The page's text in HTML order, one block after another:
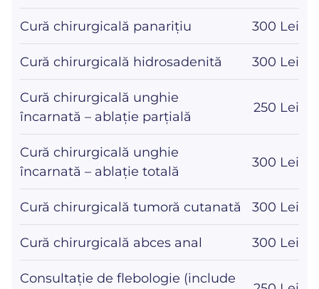
Cură chirurgicală panarițiu 300 Lei
Cură chirurgicală hidrosadenită 300 Lei
Cură chirurgicală unghie
încarnată – ablație parțială
250 Lei
Cură chirurgicală unghie
încarnată – ablație totală
300 Lei
Cură chirurgicală tumoră cutanată 300 Lei
Cură chirurgicală abces anal 300 Lei
Consultație de flebologie (include